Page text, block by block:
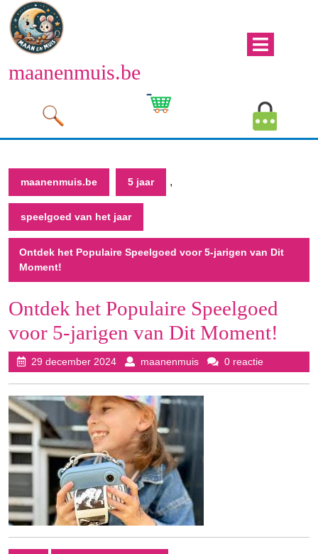
Naar
de
inhoud
maanenmuis.be
Winkelwagen
maanenmuis.be 5 jaar ,
speelgoed van het jaar
Ontdek het Populaire Speelgoed voor 5-jarigen van Dit
Moment!
Ontdek het Populaire Speelgoed
voor 5-jarigen van Dit Moment!
29 december 202429
december
maanenmuismaanenmuis
0 reactie